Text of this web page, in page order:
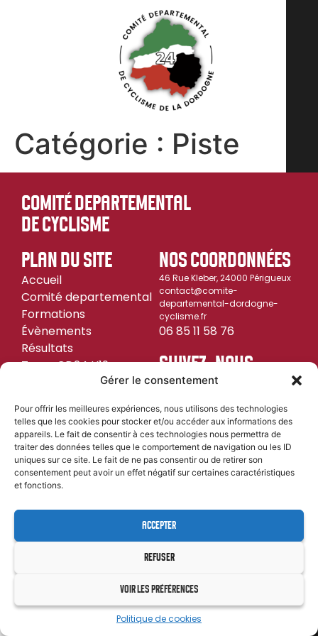
Gérer le consentement
Pour offrir les meilleures expériences, nous utilisons des technologies
telles que les cookies pour stocker et/ou accéder aux informations des
appareils. Le fait de consentir à ces technologies nous permettra de
traiter des données telles que le comportement de navigation ou les ID
uniques sur ce site. Le fait de ne pas consentir ou de retirer son
consentement peut avoir un effet négatif sur certaines caractéristiques
et fonctions.
ACCEPTER
REFUSER
VOIR LES PRÉFÉRENCES
Politique de cookies
Catégorie : Piste
COMITÉ DEPARTEMENTAL
DE CYCLISME
PLAN DU SITE
Accueil
Comité departemental
Formations
Évènements
Résultats
Team CD24 U19
NOS COORDONNÉES
46 Rue Kleber, 24000 Périgueux
contact@comite-
departemental-dordogne-
cyclisme.fr
06 85 11 58 76
SUIVEZ-NOUS
MENTIONS LÉGALES| PROPULSÉ PARCYL&COM